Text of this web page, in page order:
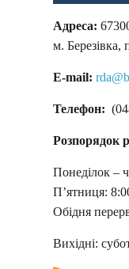
Адреса:
м. Березівка,
E-mail:
Телефон:
Розпорядок
Понеділок –
П’ятниця:
Обідня
Вихідні: